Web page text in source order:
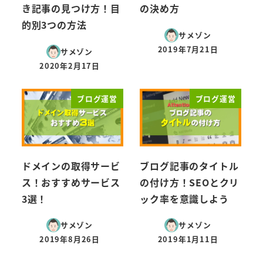
き記事の見つけ方！目
的別3つの方法
サメゾン
投稿日
2020年2月17日
の決め方
サメゾン
投稿日
2019年7月21日
ブログ運営
ドメインの取得サービ
ス！おすすめサービス
3選！
サメゾン
投稿日
2019年8月26日
ブログ運営
ブログ記事のタイトル
の付け方！SEOとクリ
ック率を意識しよう
サメゾン
投稿日
2019年1月11日